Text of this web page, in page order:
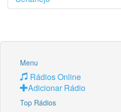
Menu
Rádios Online
Adicionar Rádio
Top Rádios